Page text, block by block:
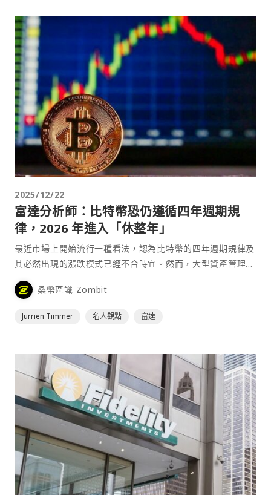
2025/12/22
富達分析師：比特幣恐仍遵循四年週期規
律，2026 年進入「休整年」
最近市場上開始流行一種看法，認為比特幣的四年週期規律及
其必然出現的漲跌模式已經不合時宜。然而，大型資產管理公
司富達（Fidelity）的一名高管指出，截至目前為止，本輪比
特幣的走勢仍吻合四年週期模式，而當前的空頭行情可能會延
桑幣區識 Zombit
Jurrien Timmer 名人觀點 富達